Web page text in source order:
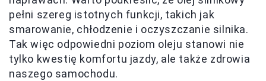
pełni szereg istotnych funkcji, takich jak
smarowanie, chłodzenie i oczyszczanie silnika.
Tak więc odpowiedni poziom oleju stanowi nie
tylko kwestię komfortu jazdy, ale także zdrowia
naszego samochodu.